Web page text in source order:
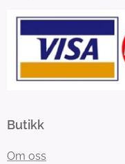
Butikk
Om oss